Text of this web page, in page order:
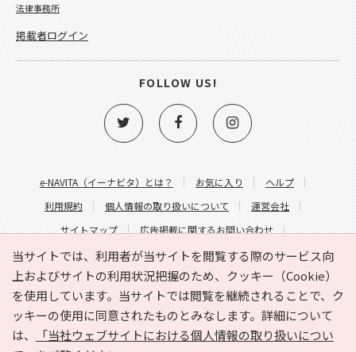
当サイトでは、利用者が当サイトを閲覧する際のサービス向
上およびサイトの利用状況把握のため、クッキー（Cookie）
を使用しています。当サイトでは閲覧を継続されることで、ク
ッキーの使用に同意されたものとみなします。詳細について
は、
「当社ウェブサイトにおける個人情報の取り扱いについ
e-NAVITA（イーナビタ）とは？ お気に入り
ヘルプ
利用規約
個人情報の取り扱いについて
運営会社
サイトマップ
広告掲載に関するお問い合わせ
サイトの内容に関するお問い合わせ
法律事務所
掲載者ログイン
FOLLOW US!